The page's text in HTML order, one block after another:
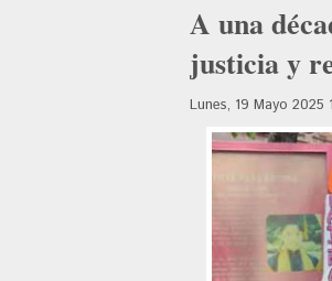
A una
justicia y
Lunes, 19 Mayo 2025